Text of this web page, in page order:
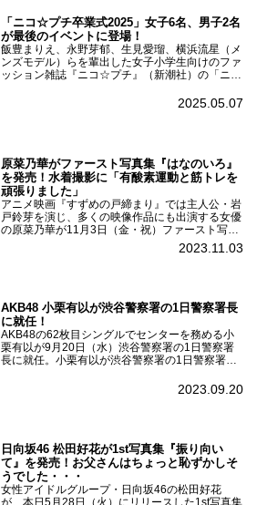
「ニコ☆プチ卒業式2025」女子6名、男子2名
が最後のイベントに登場！
飯豊まりえ、永野芽郁、生見愛瑠、横浜流星（メ
ンズモデル）らを輩出した女子小学生向けのファ
ッション雑誌『ニコ☆プチ』（新潮社）の「ニコ
モード学園コクーンタワーで開催され、卒業モデ
2025.05.07
原菜乃華がファースト写真集『はなのいろ』
を発売！水着撮影に「有酸素運動と筋トレを
頑張りました」
アニメ映画『すずめの戸締まり』では主人公・岩
戸鈴芽を演じ、多くの映像作品にも出演する女優
の原菜乃華が11月3日（金・祝）ファースト写真
集『はなのいろ』発売記念イベントを
HMV&BOOKS SHIBUYAで開催した。原菜乃華フ
2023.11.03
AKB48 小栗有以が渋谷警察署の1日警察署長
に就任！
AKB48の62枚目シングルでセンターを務める小
栗有以が9月20日（水）渋谷警察署の1日警察署
長に就任。小栗有以が渋谷警察署の1日警察署長
での10日間実施される令和5年 秋の全国交通安全
2023.09.20
日向坂46 松田好花が1st写真集『振り向い
て』を発売！お父さんはちょっと恥ずかしそ
うでした・・・
女性アイドルグループ・日向坂46の松田好花
が、本日5月28日（火）にリリースした1st写真集